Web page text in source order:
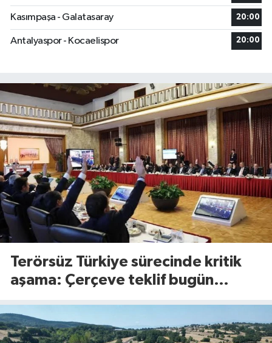
Kasımpaşa - Galatasaray 20:00
Antalyaspor - Kocaelispor 20:00
Terörsüz Türkiye sürecinde kritik
aşama: Çerçeve teklif bugün